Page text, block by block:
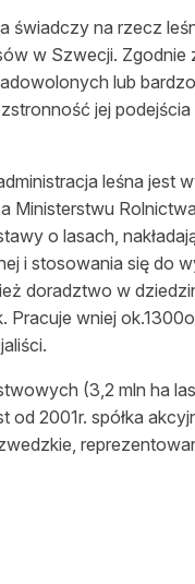
świadczy na rzecz
w Szwecji. Zgodnie
lub
stronność jej podejścia
leśna jest
Ministerstwu
o lasach, nakła
i stosowania się do
doradztwo w
wniej
.
(3,2 mln ha
od 2001r. spółka